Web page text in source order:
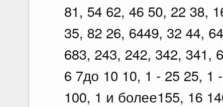
81, 54 62, 46 50, 22 38,
35, 82 26, 6449, 32 44,
683, 243, 242, 342, 341,
6 7до 10 10, 1 - 25 25, 1
100, 1 и более155, 16